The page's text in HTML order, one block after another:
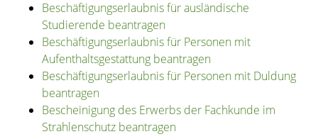
Beschäftigungserlaubnis für ausländische
Studierende beantragen
Beschäftigungserlaubnis für Personen mit
Aufenthaltsgestattung beantragen
Beschäftigungserlaubnis für Personen mit Duldung
beantragen
Bescheinigung des Erwerbs der Fachkunde im
Strahlenschutz beantragen